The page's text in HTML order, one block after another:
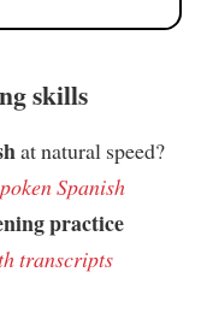
skills
at natural speed?
Spanish
practice
transcripts